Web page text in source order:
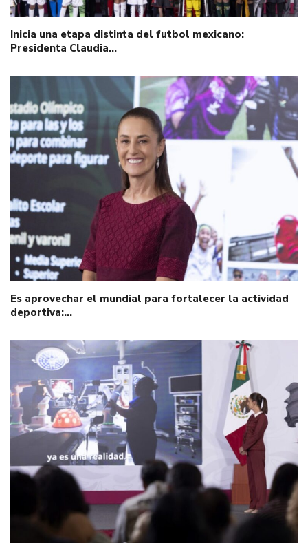
Inicia una etapa distinta del futbol mexicano:
Presidenta Claudia…
Es aprovechar el mundial para fortalecer la actividad
deportiva:…